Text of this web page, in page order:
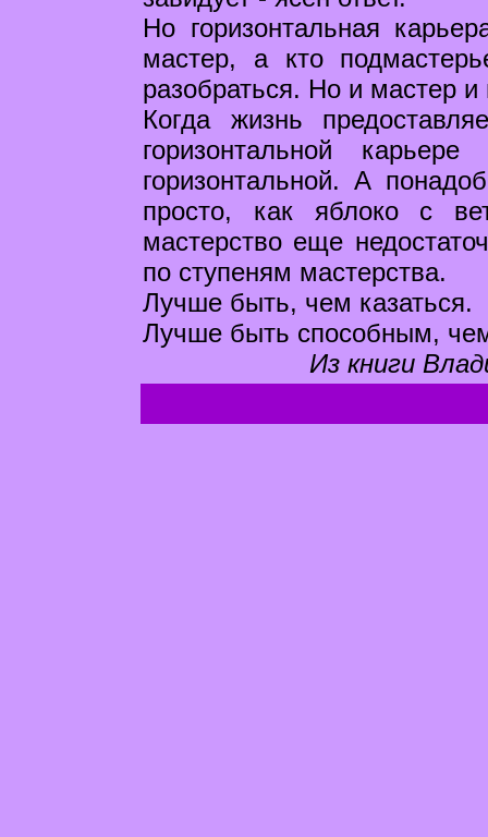
Но горизонтальная
мастер, а кто
разобраться. Но и мастер и
Когда жизнь
горизонтальной
горизонтальной. А
просто, как яблоко с
мастерство еще
по ступеням мастерства.
Лучше быть, чем казаться.
Лучше быть способным,
Из книги